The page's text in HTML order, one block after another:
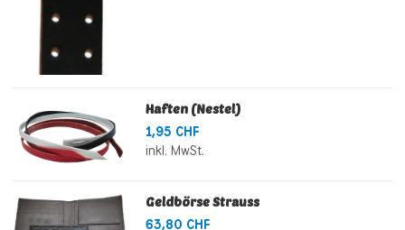
Haften (Nestel)
1,95 CHF
inkl. MwSt.
Geldbörse Strauss
63,80 CHF